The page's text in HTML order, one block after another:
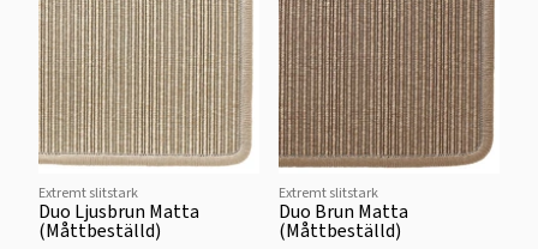
Extremt slitstark
Duo Ljusbrun Matta
(Måttbeställd)
Extremt slitstark
Duo Brun Matta
(Måttbeställd)